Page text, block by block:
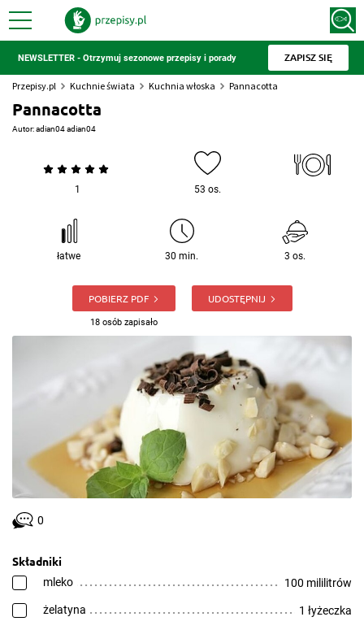
NEWSLETTER - Otrzymuj sezonowe przepisy i porady ZAPISZ SIĘ
Przepisy.pl Kuchnie świata Kuchnia włoska Pannacotta
Pannacotta
Autor:adian04 adian04
1 53 os.
łatwe 30 min. 3 os.
POBIERZ PDF
18 osób zapisało
UDOSTĘPNIJ
0
Składniki
mleko 100 mililitrów
żelatyna 1 łyżeczka